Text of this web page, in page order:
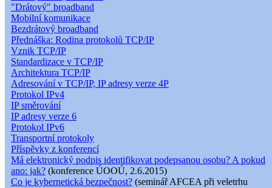
"Drátový" broadband
Mobilní komunikace
Bezdrátový broadband
Přednáška: Rodina protokolů TCP/IP
Vznik TCP/IP
Standardizace v TCP/IP
Architektura TCP/IP
Adresování v TCP/IP, IP adresy verze 4P
Protokol IPv4
IP směrování
IP adresy verze 6
Protokol IPv6
Transportní protokoly
Příspěvky z konferencí
Má elektronický podpis identifikovat podepsanou osobu? A pokud
ano: jak? (konference ÚOOÚ, 2.6.2015)
Co je kybernetická bezpečnost? (seminář AFCEA při veletrhu